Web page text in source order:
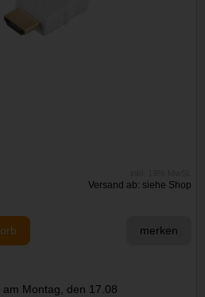
Versand ab: siehe Shop
merken
Montag, den 17.08